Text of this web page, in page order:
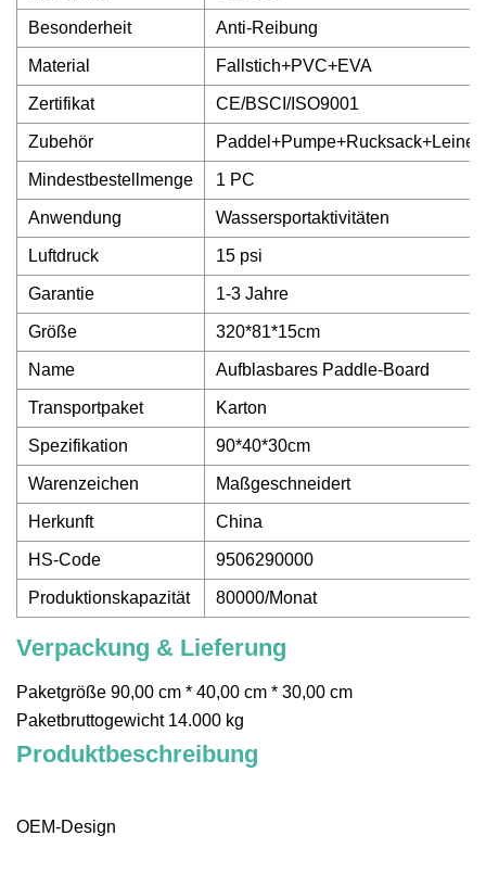
Besonderheit Anti-Reibung
Material Fallstich+PVC+EVA
Zertifikat CE/BSCI/ISO9001
Zubehör
Mindestbestellmenge 1 PC
Anwendung Wassersportaktivitäten
Luftdruck 15 psi
Garantie 1-3 Jahre
Größe 320*81*15cm
Name Aufblasbares Paddle-Board
Transportpaket Karton
Spezifikation 90*40*30cm
Warenzeichen Maßgeschneidert
Herkunft China
HS-Code 9506290000
Produktionskapazität 80000/Monat
Verpackung & Lieferung
Paketgröße 90,00 cm * 40,00 cm * 30,00 cm
Paketbruttogewicht 14.000 kg
Produktbeschreibung
OEM-Design